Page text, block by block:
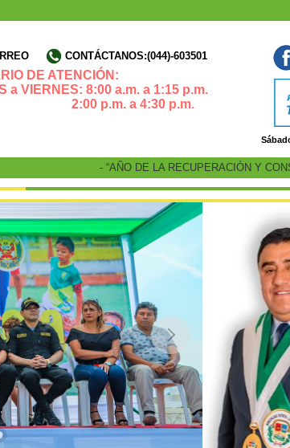
CONTÁCTANOS:(044)-603501
DE ATENCIÓN:
a VIERNES: 8:00 a.m. a 1:15 p.m.
p.m. a 4:30 p.m.
- “AÑO DE LA RECUPERACIÓN Y